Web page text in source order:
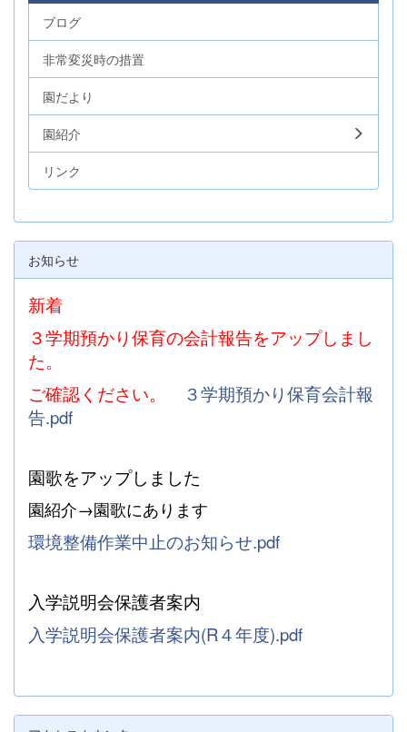
ブログ
非常変災時の措置
園だより
園紹介
リンク
お知らせ
新着
３学期預かり保育の会計報告をアップしまし
た。
ご確認ください。
３学期預かり保育会計報
告.pdf
園歌をアップしました
園紹介→園歌にあります
環境整備作業中止のお知らせ.pdf
入学説明会保護者案内
入学説明会保護者案内(R４年度).pdf